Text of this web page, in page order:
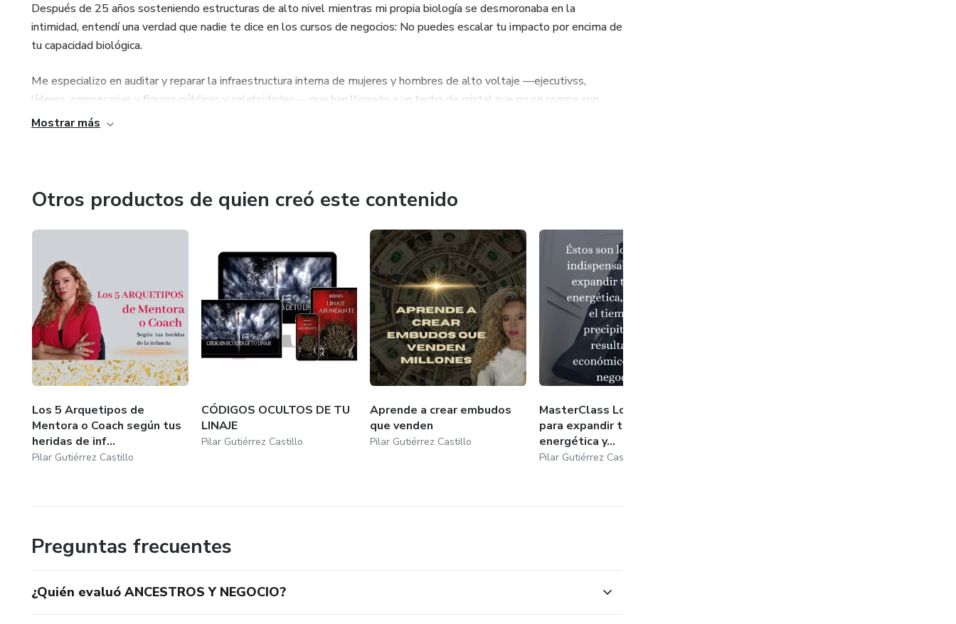
Después de 25 años sosteniendo estructuras de alto nivel mientras mi propia biología se desmoronaba en la
intimidad, entendí una verdad que nadie te dice en los cursos de negocios: No puedes escalar tu impacto por encima de
tu capacidad biológica.
Me especializo en auditar y reparar la infraestructura interna de mujeres y hombres de alto voltaje —ejecutivss,
líderes, empresarias y figuras públicas y celebridades— que han llegado a un techo de cristal que no se rompe con
estrategia, sino con recodificación.
tu hardware original: aquel que te permite sostener imperios, recibir fortunas y expandir tu territorio sin que te cueste
la salud, el deseo o la cordura.
No vendo procesos lentos ni curitas emocionales. Vendo la recuperación total de tu soberanía para que dejes de ser la
berraca que empuja el mundo y te conviertas en la fuerza de expansión que dicta las reglas del juego.
Aquí no venimos a sanar; venimos a mandar.
Mostrar más
Otros productos de quien creó este contenido
Los 5 Arquetipos de
Mentora o Coach según tus
heridas de inf...
Pilar Gutiérrez Castillo
CÓDIGOS OCULTOS DE TU
LINAJE
Pilar Gutiérrez Castillo
Aprende a crear embudos
que venden
Pilar Gutiérrez Castillo
MasterClass Los 7 pasos
para expandir tu vasija
energética y...
Pilar Gutiérrez Castillo
Preguntas frecuentes
¿Quién evaluó ANCESTROS Y NEGOCIO?